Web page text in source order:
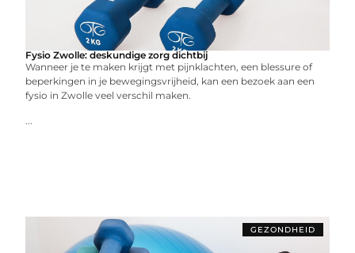
Fysio Zwolle: deskundige zorg dichtbij
Wanneer je te maken krijgt met pijnklachten, een blessure of
beperkingen in je bewegingsvrijheid, kan een bezoek aan een
fysio in Zwolle veel verschil maken.
...
GEZONDHEID